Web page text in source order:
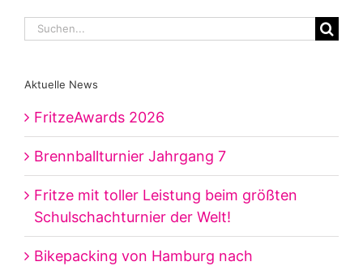
Suche
Aktuelle News
FritzeAwards 2026
Brennballturnier Jahrgang 7
Fritze mit toller Leistung beim größten
Schulschachturnier der Welt!
Bikepacking von Hamburg nach